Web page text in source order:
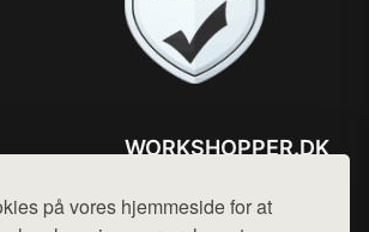
på vores hjemmeside for at
WORKSHOPPER.DK